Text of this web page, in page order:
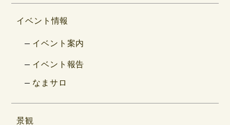
イベント情報
イベント案内
イベント報告
なまサロ
景観